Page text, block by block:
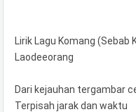
Lirik Lagu Komang (Sebab
Laodeeorang
Dari kejauhan tergambar
Terpisah jarak dan waktu